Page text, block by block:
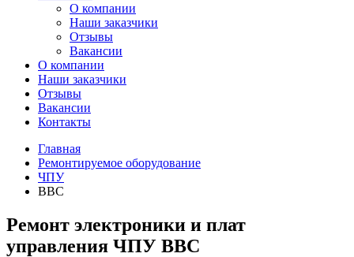
О компании
Наши заказчики
Отзывы
Вакансии
О компании
Наши заказчики
Отзывы
Вакансии
Контакты
Главная
Ремонтируемое оборудование
ЧПУ
BBC
Ремонт электроники и плат
управления ЧПУ BBC